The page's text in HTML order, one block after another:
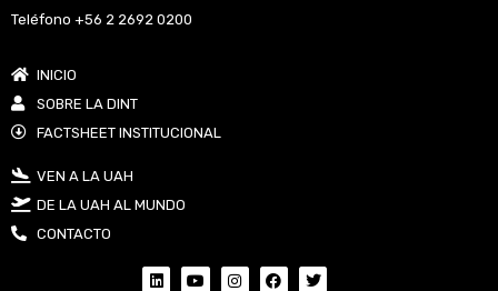
Teléfono +56 2 2692 0200
INICIO
SOBRE LA DINT
FACTSHEET INSTITUCIONAL
VEN A LA UAH
DE LA UAH AL MUNDO
CONTACTO